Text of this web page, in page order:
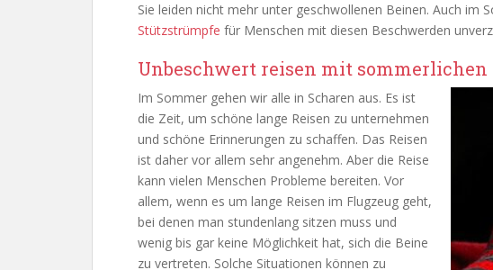
Sie leiden nicht mehr unter geschwollenen Beinen. Auch im
Stützstrümpfe für Menschen mit diesen Beschwerden
Unbeschwert reisen mit sommerlichen
Im Sommer gehen wir alle in Scharen aus. Es ist
die Zeit, um schöne lange Reisen zu unternehmen
und schöne Erinnerungen zu schaffen. Das Reisen
ist daher vor allem sehr angenehm. Aber die Reise
kann vielen Menschen Probleme bereiten. Vor
allem, wenn es um lange Reisen im Flugzeug geht,
bei denen man stundenlang sitzen muss und
wenig bis gar keine Möglichkeit hat, sich die Beine
zu vertreten. Solche Situationen können zu